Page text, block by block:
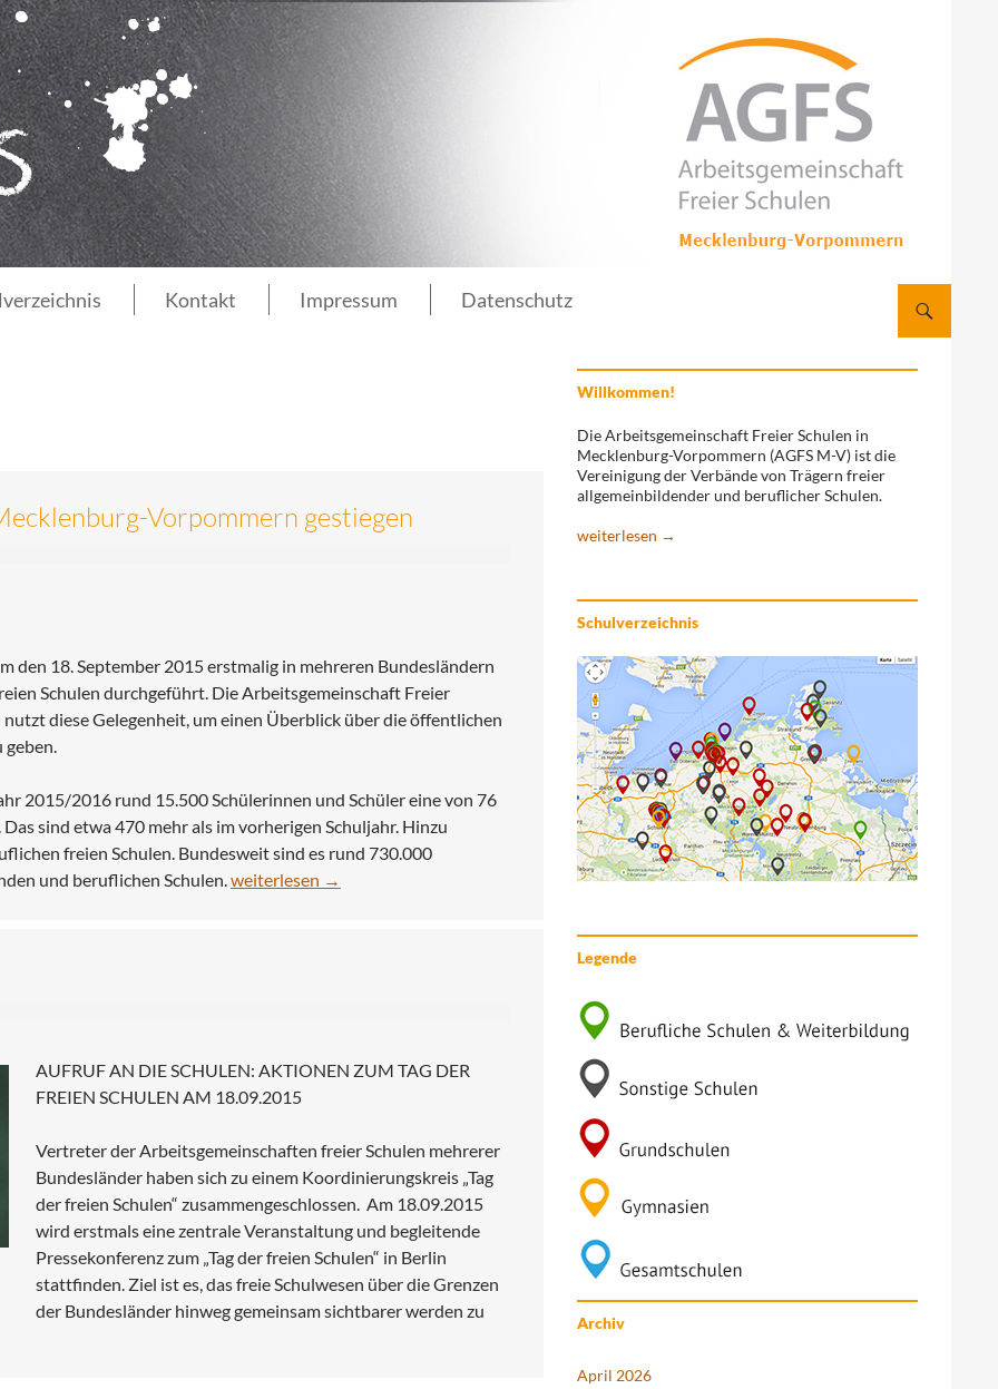
Kontakt Impressum Datenschutz
Vorpommern gestiegen
den 18. September 2015 erstmalig in mehreren Bundesländern
Schulen durchgeführt. Die Arbeitsgemeinschaft Freier
diese Gelegenheit, um einen Überblick über die öffentlichen
geben.
2015/2016 rund 15.500 Schülerinnen und Schüler eine von 76
sind etwa 470 mehr als im vorherigen Schuljahr. Hinzu
freien Schulen. Bundesweit sind es rund 730.000
und beruflichen Schulen.Schülerzahl an freien Schulen in Mecklenburg-Vorpommern gestiegen
weiterlesen →
AUFRUF AN DIE SCHULEN: AKTIONEN ZUM TAG DER
FREIEN SCHULEN AM 18.09.2015
Vertreter der Arbeitsgemeinschaften freier Schulen mehrerer
Bundesländer haben sich zu einem Koordinierungskreis „Tag
der freien Schulen“ zusammengeschlossen. Am 18.09.2015
wird erstmals eine zentrale Veranstaltung und begleitende
Pressekonferenz zum „Tag der freien Schulen“ in Berlin
stattfinden. Ziel ist es, das freie Schulwesen über die Grenzen
der Bundesländer hinweg gemeinsam sichtbarer werden zu
Willkommen!
Die Arbeitsgemeinschaft Freier Schulen in
Mecklenburg-Vorpommern (AGFS M-V) ist die
Vereinigung der Verbände von Trägern freier
allgemeinbildender und beruflicher Schulen.
weiterlesen →
Schulverzeichnis
Legende
Archiv
April 2026